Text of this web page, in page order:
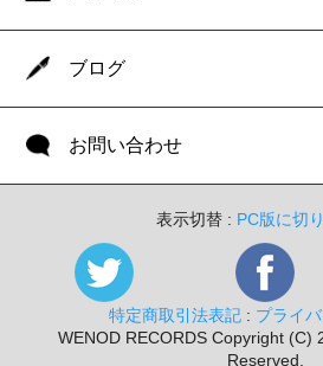
ブログ
お問い合わせ
表示切替 : PC版に切
特定商取引法表記 : プライ
WENOD RECORDS Copyright (C)
Reserved.